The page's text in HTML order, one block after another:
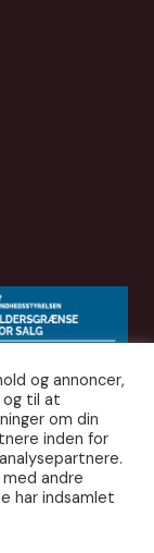
og annoncer,
og til at
om din
inden for
andre
har indsamlet